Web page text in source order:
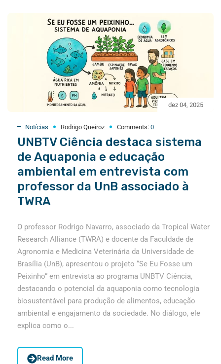
dez 04, 2025
Notícias Rodrigo Queiroz Comments: 0
UNBTV Ciência destaca sistema
de Aquaponia e educação
ambiental em entrevista com
professor da UnB associado à
TWRA
O professor Rodrigo Navarro, associado da Tropical Water
Research Alliance (TWRA) e docente da Faculdade de
Agronomia e Medicina Veterinária da Universidade de
Brasília (UnB), apresentou o projeto “Se Eu Fosse um
Peixinho” em entrevista ao programa UNBTV Ciência,
destacando o potencial da aquaponia como tecnologia
biosustentável para produção de alimentos, educação
ambiental e engajamento da sociedade. No diálogo, ele
explica como o...
Read More